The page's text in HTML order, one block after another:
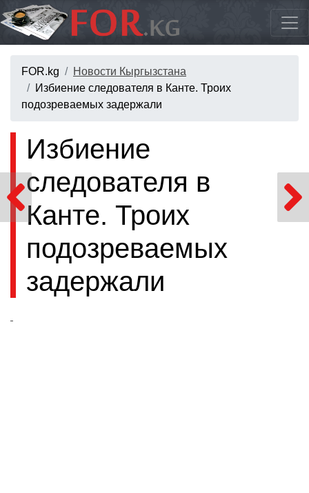
FOR.kg
Новости Кыргызстана
Избиение следователя в Канте. Троих
подозреваемых задержали
Избиение
следователя в
Канте. Троих
подозреваемых
задержали